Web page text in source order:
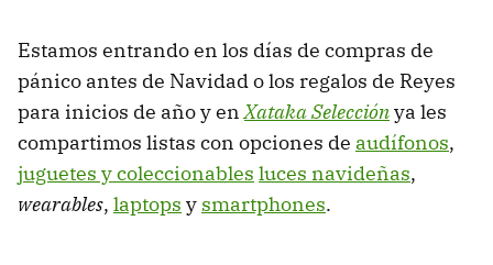
Estamos entrando en los días de compras de
pánico antes de Navidad o los regalos de Reyes
para inicios de año y enXataka Selecciónya les
compartimos listas con opciones de audífonos,
juguetes y coleccionables luces navideñas,
wearables, laptops y smartphones.